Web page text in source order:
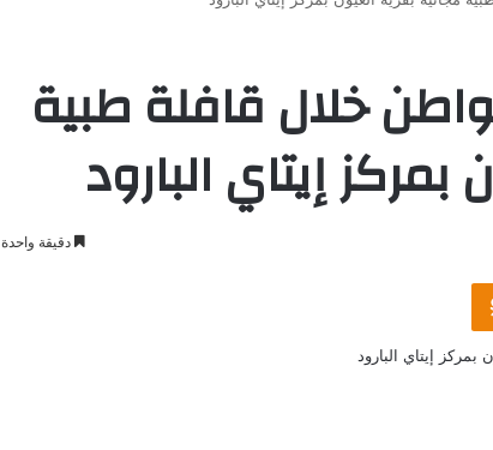
على ٨٠٦ مواطن خلال قافلة طبية
إيتاي البارود
دقيقة واحدة